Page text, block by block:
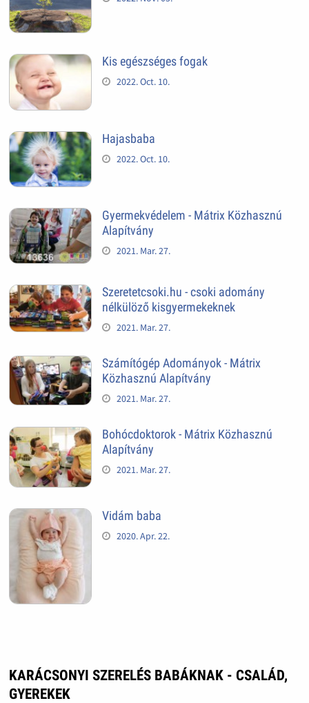
Kis egészséges fogak
2022. Oct. 10.
Hajasbaba
2022. Oct. 10.
Gyermekvédelem - Mátrix Közhasznú
Alapítvány
2021. Mar. 27.
Szeretetcsoki.hu - csoki adomány
nélkülöző kisgyermekeknek
2021. Mar. 27.
Számítógép Adományok - Mátrix
Közhasznú Alapítvány
2021. Mar. 27.
Bohócdoktorok - Mátrix Közhasznú
Alapítvány
2021. Mar. 27.
Vidám baba
2020. Apr. 22.
KARÁCSONYI SZERELÉS BABÁKNAK - CSALÁD,
GYEREKEK